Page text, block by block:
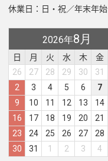
休業日：日・祝／年末年始
2026年8月
日 月 火 水 木 金
26 27 28 29 30 31
2
3 4 5 6 7
9
10 11 12 13 14
16
17 18 19 20 21
23
24 25 26 27 28
30
31 1 2 3 4